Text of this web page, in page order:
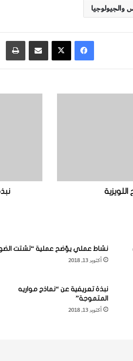
والجيولوجيا
فيسبوك ‫X مشاركة عبر البريد
ف
د
ل
نشاط عملي يوّضح عملية “تشتت
أكتوبر 13, 2018
نبذة تعريفية عن “نماذج مواريه
المتموجة”
أكتوبر 13, 2018